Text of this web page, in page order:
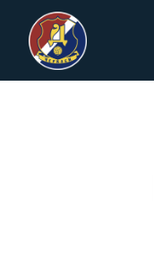
Skip
to
content